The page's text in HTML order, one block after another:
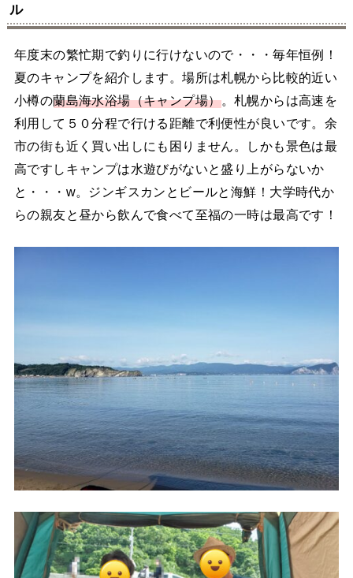
ル
年度末の繁忙期で釣りに行けないので・・・毎年恒例！
夏のキャンプを紹介します。場所は札幌から比較的近い
小樽の蘭島海水浴場（キャンプ場）。札幌からは高速を
利用して５０分程で行ける距離で利便性が良いです。余
市の街も近く買い出しにも困りません。しかも景色は最
高ですしキャンプは水遊びがないと盛り上がらないか
と・・・w。ジンギスカンとビールと海鮮！大学時代か
らの親友と昼から飲んで食べて至福の一時は最高です！